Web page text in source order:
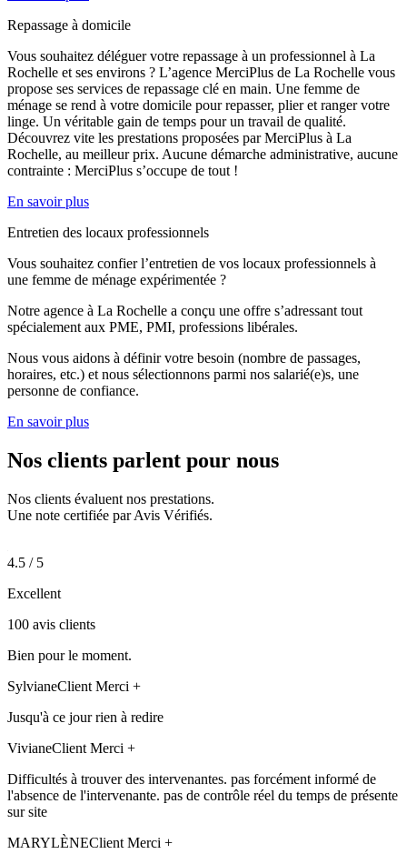
Repassage à domicile
Vous souhaitez déléguer votre repassage à un professionnel à La
Rochelle et ses environs ? L’agence MerciPlus de La Rochelle vous
propose ses services de repassage clé en main. Une femme de
ménage se rend à votre domicile pour repasser, plier et ranger votre
linge. Un véritable gain de temps pour un travail de qualité.
Découvrez vite les prestations proposées par MerciPlus à La
Rochelle, au meilleur prix. Aucune démarche administrative, aucune
contrainte : MerciPlus s’occupe de tout !
En savoir plus
Entretien des locaux professionnels
Vous souhaitez confier l’entretien de vos locaux professionnels à
une femme de ménage expérimentée ?
Notre agence à La Rochelle a conçu une offre s’adressant tout
spécialement aux PME, PMI, professions libérales.
Nous vous aidons à définir votre besoin (nombre de passages,
horaires, etc.) et nous sélectionnons parmi nos salarié(e)s, une
personne de confiance.
En savoir plus
Nos clients parlent pour nous
Nos clients évaluent nos prestations.
Une note certifiée par Avis Vérifiés.
4.5 / 5
Excellent
100 avis clients
Bien pour le moment.
SylvianeClient Merci +
Jusqu'à ce jour rien à redire
VivianeClient Merci +
Difficultés à trouver des intervenantes. pas forcément informé de
l'absence de l'intervenante. pas de contrôle réel du temps de présente
sur site
MARYLÈNEClient Merci +